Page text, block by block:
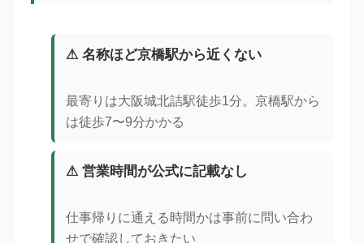
⚠ 名称ほど京橋駅から近くない
最寄りは大阪城北詰駅徒歩1分。京橋駅から
は徒歩7〜9分かかる
⚠ 営業時間が公式に記載なし
仕事帰りに通える時間かは事前に問い合わ
せで確認しておきたい